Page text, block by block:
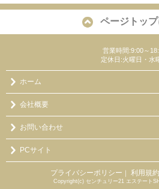
ページトッ
営業時間:9:00～
定休日:火曜日・水
ホーム
会社概要
お問い合わせ
PCサイト
プライバシーポリシー ｜ 利用規約
Copyright(c) センチュリー21 エステート